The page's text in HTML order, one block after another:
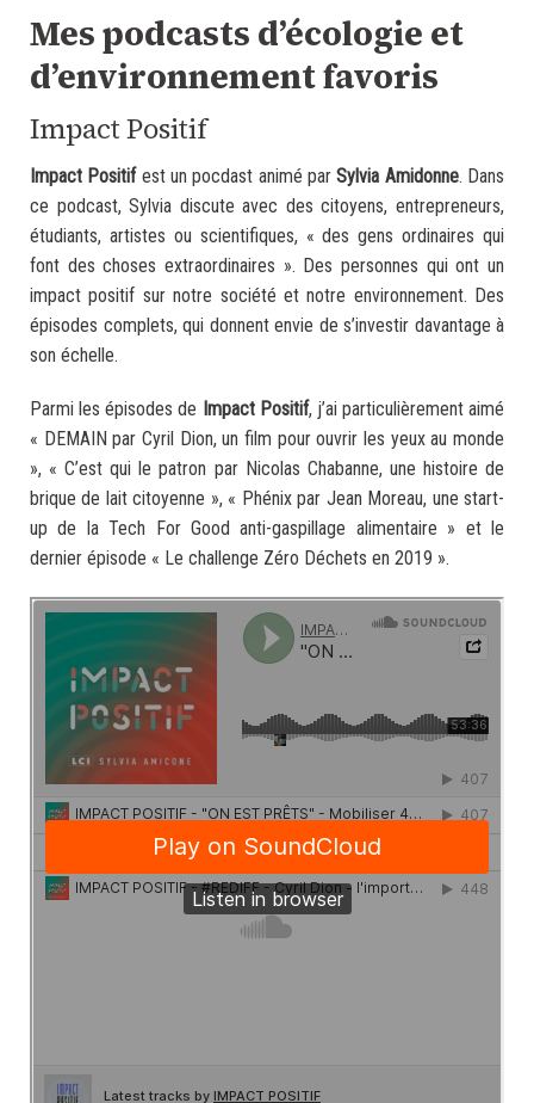
Mes podcasts d’écologie et
d’environnement favoris
Impact Positif
Impact Positifest un pocdast animé parSylvia Amidonne. Dans
ce podcast, Sylvia discute avec des citoyens, entrepreneurs,
étudiants, artistes ou scientifiques, « des gens ordinaires qui
font des choses extraordinaires ». Des personnes qui ont un
impact positif sur notre société et notre environnement. Des
épisodes complets, qui donnent envie de s’investir davantage à
son échelle.
Parmi les épisodes de Impact Positif, j’ai particulièrement aimé
« DEMAIN par Cyril Dion, un film pour ouvrir les yeux au monde
», « C’est qui le patron par Nicolas Chabanne, une histoire de
brique de lait citoyenne », « Phénix par Jean Moreau, une start-
up de la Tech For Good anti-gaspillage alimentaire » et le
dernier épisode « Le challenge Zéro Déchets en 2019 ».